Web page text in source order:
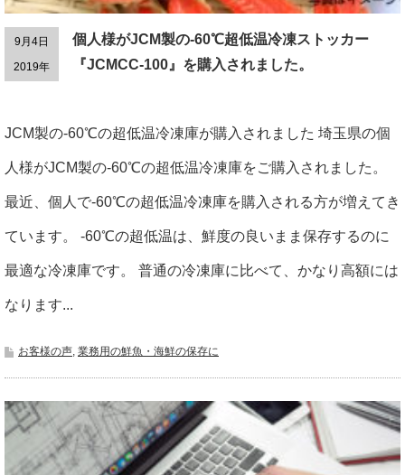
9月4日
2019年
個人様がJCM製の-60℃超低温冷凍ストッカー
『JCMCC-100』を購入されました。
JCM製の-60℃の超低温冷凍庫が購入されました 埼玉県の個
人様がJCM製の-60℃の超低温冷凍庫をご購入されました。
最近、個人で-60℃の超低温冷凍庫を購入される方が増えてき
ています。 -60℃の超低温は、鮮度の良いまま保存するのに
最適な冷凍庫です。 普通の冷凍庫に比べて、かなり高額には
なります...
お客様の声, 業務用の鮮魚・海鮮の保存に